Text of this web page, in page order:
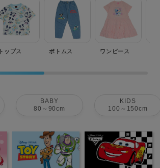
トップス ボトムス ワンピース
BABY
80～90cm
KIDS
100～150cm